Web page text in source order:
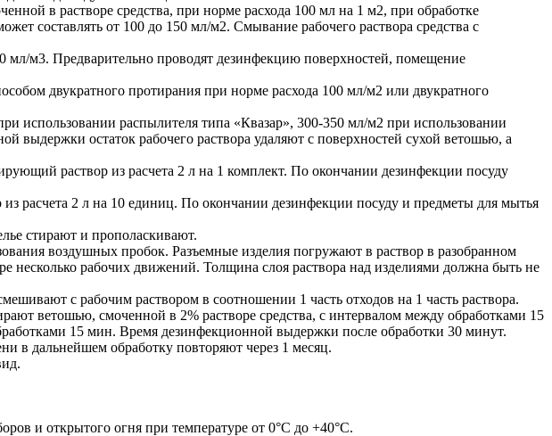
в растворе средства, при норме расхода 100 мл на 1 м2, при обработке
составлять от 100 до 150 мл/м2. Смывание рабочего раствора средства с
мл/м3. Предварительно проводят дезинфекцию поверхностей, помещение
двукратного протирания при норме расхода 100 мл/м2 или двукратного
использовании распылителя типа «Квазар», 300-350 мл/м2 при использовании
выдержки остаток рабочего раствора удаляют с поверхностей сухой ветошью, а
раствор из расчета 2 л на 1 комплект. По окончании дезинфекции посуду
расчета 2 л на 10 единиц. По окончании дезинфекции посуду и предметы для мытья
стирают и прополаскивают.
воздушных пробок. Разъемные изделия погружают в раствор в разобранном
несколько рабочих движений. Толщина слоя раствора над изделиями должна быть не
с рабочим раствором в соотношении 1 часть отходов на 1 часть раствора.
ветошью, смоченной в 2% растворе средства, с интервалом между обработками 15
15 мин. Время дезинфекционной выдержки после обработки 30 минут.
в дальнейшем обработку повторяют через 1 месяц.
и открытого огня при температуре от 0°С до +40°С.